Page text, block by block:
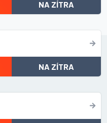
NA ZÍTRA
NA ZÍTRA